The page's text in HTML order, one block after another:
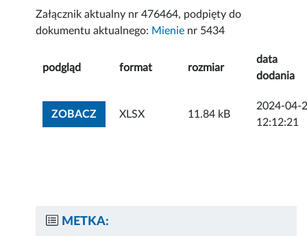
Załącznik aktualny nr 476464, podpięty do
dokumentu aktualnego: Mienie nr 5434
podgląd format rozmiar
data
dodania
ZOBACZZOBACZ ZAŁĄCZNIK
XLSX 11.84 kB
2024-04-
12:12:21
METKA: